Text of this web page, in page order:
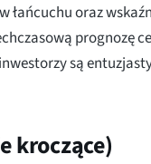
łańcuchu oraz
prognozę
są
kroczące)